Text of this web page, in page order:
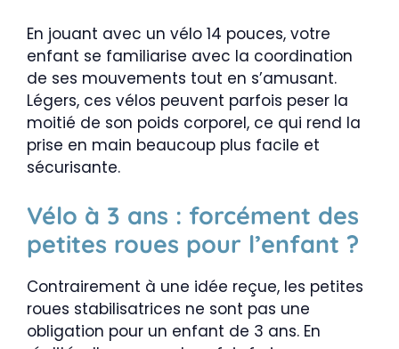
En jouant avec un vélo 14 pouces, votre
enfant se familiarise avec la coordination
de ses mouvements tout en s’amusant.
Légers, ces vélos peuvent parfois peser la
moitié de son poids corporel, ce qui rend la
prise en main beaucoup plus facile et
sécurisante.
Vélo à 3 ans : forcément des
petites roues pour l’enfant ?
Contrairement à une idée reçue, les petites
roues stabilisatrices ne sont pas une
obligation pour un enfant de 3 ans. En